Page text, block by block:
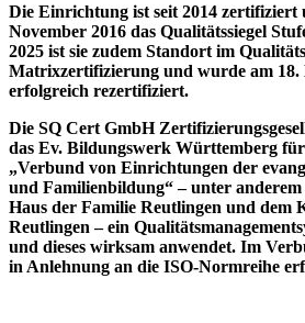
Die Einrichtung ist seit 2014 zertifiziert
November 2016 das Qualitätssiegel
2025 ist sie zudem Standort im
Matrixzertifizierung und wurde am 18.
erfolgreich rezertifiziert.
Die SQ Cert GmbH
das Ev. Bildungswerk Württemberg
„Verbund von Einrichtungen der
und Familienbildung“ – unter anderem
Haus der Familie Reutlingen und dem
Reutlingen – ein
und dieses wirksam anwendet. Im
in Anlehnung an die ISO-Normreihe